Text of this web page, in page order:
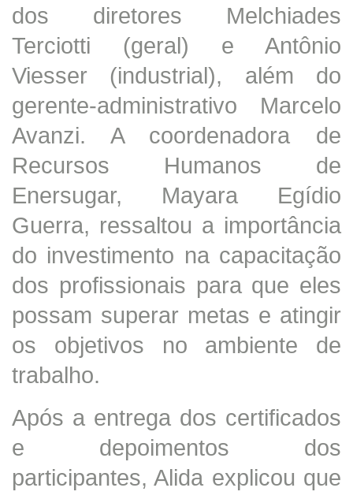
dos diretores Melchiades
Terciotti (geral) e Antônio
Viesser (industrial), além do
gerente-administrativo Marcelo
Avanzi. A coordenadora de
Recursos Humanos de
Enersugar, Mayara Egídio
Guerra, ressaltou a importância
do investimento na capacitação
dos profissionais para que eles
possam superar metas e atingir
os objetivos no ambiente de
trabalho.
Após a entrega dos certificados
e depoimentos dos
participantes, Alida explicou que